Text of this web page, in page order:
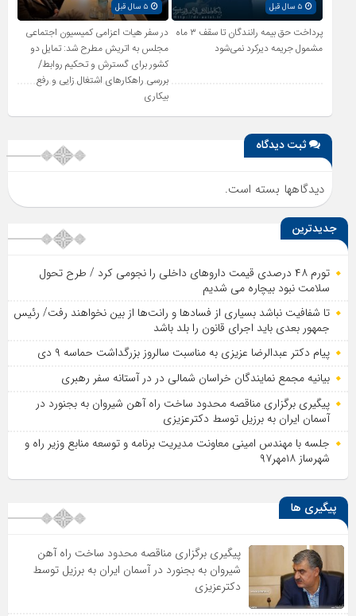
۵ سال قبل
پرداخت حق بیمه رانندگان تا سقف ۳ ماه
مشمول جریمه دیرکرد نمی‌شود
۵ سال قبل
در سفر هیات اعزامی کمیسیون اجتماعی
مجلس به اتریش مطرح شد: تمایل دو
کشور برای گسترش و تحکیم روابط/
بررسی راهکارهای اشتغال زایی و رفع
بیکاری
ثبت دیدگاه
دیدگاهها بسته است.
جدیدترین
تورم ۴۸ درصدی قیمت داروهای داخلی را نجومی کرد / طرح تحول
سلامت نبود بیچاره می شدیم
تا شفافیت نباشد بسیاری از فساد‌ها و رانت‌ها از بین نخواهند رفت/ رئیس
جمهور بعدی باید اجرای قانون را بلد باشد
پیام دکتر عبدالرضا عزیزی به مناسبت سالروز بزرگداشت حماسه ۹ دی
بیانیه مجمع نمایندگان خراسان شمالی در در آستانه سفر رهبری
پیگیری برگزاری مناقصه محدود ساخت راه آهن شیروان به بجنورد در
آسمان ایران به برزیل توسط دکترعزیزی
جلسه با مهندس امینی معاونت مدیریت برنامه و توسعه منابع وزیر راه و
شهرساز ۱۸مهر۹۷
پیگیری ها
پیگیری برگزاری مناقصه محدود ساخت راه آهن
شیروان به بجنورد در آسمان ایران به برزیل توسط
دکترعزیزی